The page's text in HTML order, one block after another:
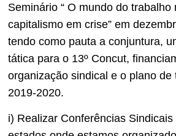
Seminário “ O mundo do trabalho
capitalismo em crise” em
tendo como pauta a conjuntura,
tática para o 13º Concut,
organização sindical e o plano de
2019-2020.
i) Realizar Conferências Sindicais